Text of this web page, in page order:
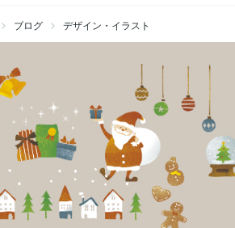
ブログ デザイン・イラスト